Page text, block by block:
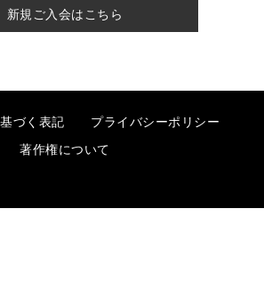
新規ご入会はこちら
づく表記
プライバシーポリシー
著作権について